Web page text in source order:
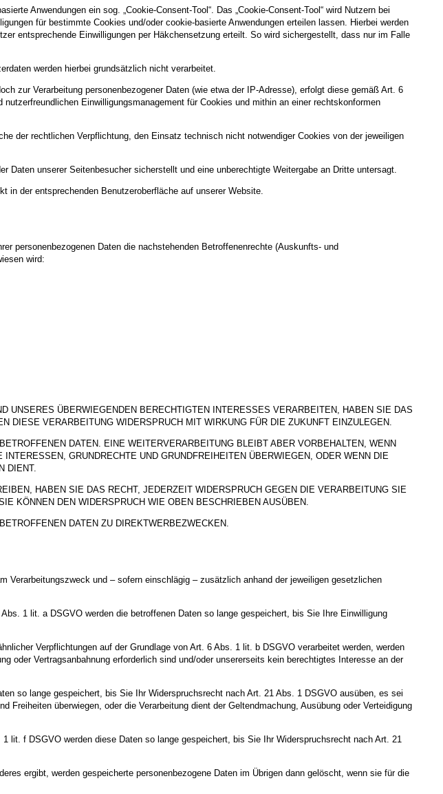
Anwendungen ein sog. „Cookie-Consent-Tool“. Das „Cookie-Consent-Tool“ wird Nutzern bei
für bestimmte Cookies und/oder cookie-basierte Anwendungen erteilen lassen. Hierbei werden
entsprechende Einwilligungen per Häkchensetzung erteilt. So wird sichergestellt, dass nur im Falle
werden hierbei grundsätzlich nicht verarbeitet.
zur Verarbeitung personenbezogener Daten (wie etwa der IP-Adresse), erfolgt diese gemäß Art. 6
Einwilligungsmanagement für Cookies und mithin an einer rechtskonformen
der rechtlichen Verpflichtung, den Einsatz technisch nicht notwendiger Cookies von der jeweiligen
unserer Seitenbesucher sicherstellt und eine unberechtigte Weitergabe an Dritte untersagt.
in der entsprechenden Benutzeroberfläche auf unserer Website.
personenbezogenen Daten die nachstehenden Betroffenenrechte (Auskunfts- und
wird:
UNSERES ÜBERWIEGENDEN BERECHTIGTEN INTERESSES VERARBEITEN, HABEN SIE DAS
DIESE VERARBEITUNG WIDERSPRUCH MIT WIRKUNG FÜR DIE ZUKUNFT EINZULEGEN.
DATEN. EINE WEITERVERARBEITUNG BLEIBT ABER VORBEHALTEN, WENN
GRUNDRECHTE UND GRUNDFREIHEITEN ÜBERWIEGEN, ODER WENN DIE
DIENT.
HABEN SIE DAS RECHT, JEDERZEIT WIDERSPRUCH GEGEN DIE VERARBEITUNG SIE
KÖNNEN DEN WIDERSPRUCH WIE OBEN BESCHRIEBEN AUSÜBEN.
DATEN ZU DIREKTWERBEZWECKEN.
Verarbeitungszweck und – sofern einschlägig – zusätzlich anhand der jeweiligen gesetzlichen
1 lit. a DSGVO werden die betroffenen Daten so lange gespeichert, bis Sie Ihre Einwilligung
Verpflichtungen auf der Grundlage von Art. 6 Abs. 1 lit. b DSGVO verarbeitet werden, werden
oder Vertragsanbahnung erforderlich sind und/oder unsererseits kein berechtigtes Interesse an der
so lange gespeichert, bis Sie Ihr Widerspruchsrecht nach Art. 21 Abs. 1 DSGVO ausüben, es sei
überwiegen, oder die Verarbeitung dient der Geltendmachung, Ausübung oder Verteidigung
lit. f DSGVO werden diese Daten so lange gespeichert, bis Sie Ihr Widerspruchsrecht nach Art. 21
ergibt, werden gespeicherte personenbezogene Daten im Übrigen dann gelöscht, wenn sie für die